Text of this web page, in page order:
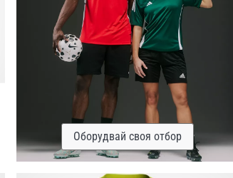
Оборудвай своя отбор